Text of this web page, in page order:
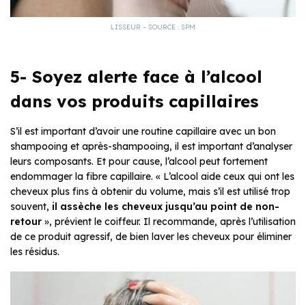
LISSEUR – SOURCE : SPM
5- Soyez alerte face à l’alcool
dans vos produits capillaires
S’il est important d’avoir une routine capillaire avec un bon
shampooing et après-shampooing, il est important d’analyser
leurs composants. Et pour cause, l’alcool peut fortement
endommager la fibre capillaire. « L’alcool aide ceux qui ont les
cheveux plus fins à obtenir du volume, mais s’il est utilisé trop
souvent, il assèche les cheveux jusqu’au point de non-
retour », prévient le coiffeur. Il recommande, après l’utilisation
de ce produit agressif, de bien laver les cheveux pour éliminer
les résidus.